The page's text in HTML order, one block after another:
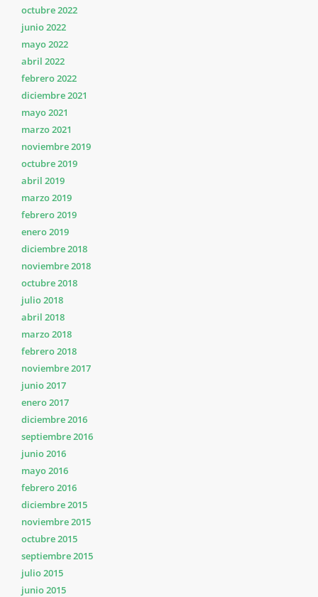
octubre 2022
junio 2022
mayo 2022
abril 2022
febrero 2022
diciembre 2021
mayo 2021
marzo 2021
noviembre 2019
octubre 2019
abril 2019
marzo 2019
febrero 2019
enero 2019
diciembre 2018
noviembre 2018
octubre 2018
julio 2018
abril 2018
marzo 2018
febrero 2018
noviembre 2017
junio 2017
enero 2017
diciembre 2016
septiembre 2016
junio 2016
mayo 2016
febrero 2016
diciembre 2015
noviembre 2015
octubre 2015
septiembre 2015
julio 2015
junio 2015